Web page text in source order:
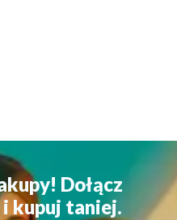
Dołącz
kupuj taniej.